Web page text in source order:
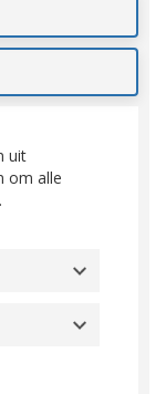
uit
om alle